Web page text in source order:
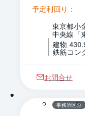
予定利回り：
東京都小
中央線「
建物
鉄筋コン
お問合せ
事務所区分